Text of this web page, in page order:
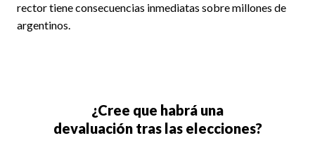
rector tiene consecuencias inmediatas sobre millones de
argentinos.
¿Cree que habrá una
devaluación tras las elecciones?